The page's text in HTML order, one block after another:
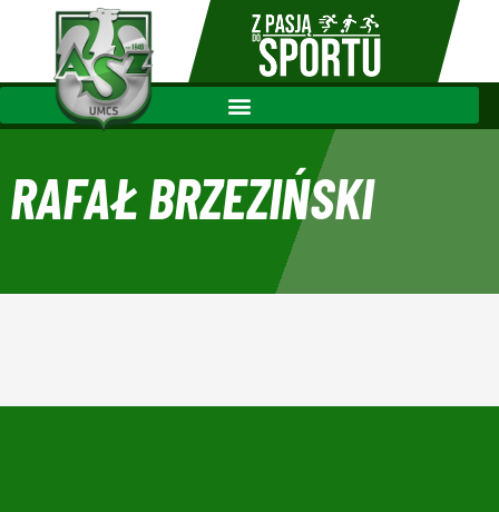
RAFAŁ BRZEZIŃSKI